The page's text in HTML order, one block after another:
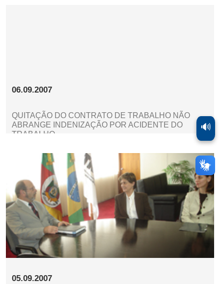
06.09.2007
QUITAÇÃO DO CONTRATO DE TRABALHO NÃO
ABRANGE INDENIZAÇÃO POR ACIDENTE DO
TRABALHO
05.09.2007
🔊